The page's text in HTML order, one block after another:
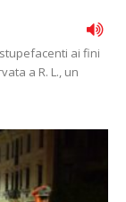
ai fini
a R. L., un